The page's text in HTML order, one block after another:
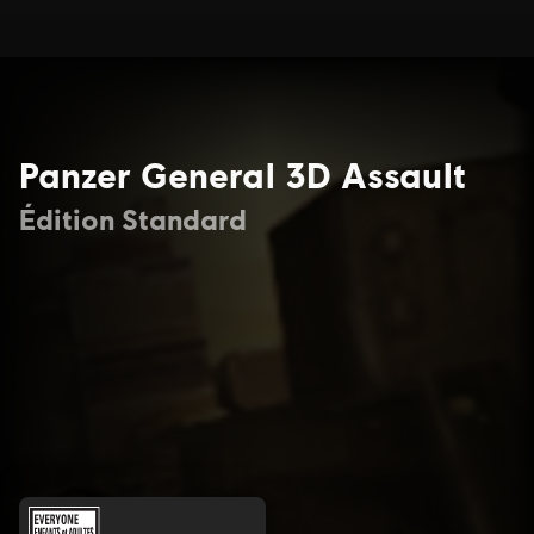
Panzer General 3D Assault
Édition Standard